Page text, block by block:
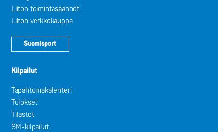
Liiton toimintasäännöt
Liiton verkkokauppa
Suomisport
Kilpailut
Tapahtumakalenteri
Tulokset
Tilastot
SM-kilpailut